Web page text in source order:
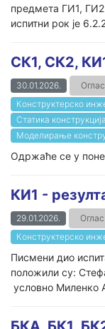
предмета ГИ1,
испитни рок је
СК1, СК2,
30.01.2026.
Конструктерско
Статика
Моделирање
Одржаће се у
КИ1 -
29.01.2026.
Конструктерско
Писмени дио
положили су:
условно Миленко